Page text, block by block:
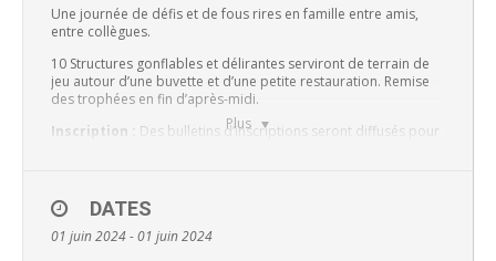
Plus
Une journée de défis et de fous rires en famille entre amis,
entre collègues.
10 Structures gonflables et délirantes serviront de terrain de
jeu autour d’une buvette et d’une petite restauration. Remise
des trophées en fin d’après-midi.
Inscription : Des bulletins d’inscriptions seront diffusés pour
Horaires : 9h à 18h00
Les Olympiades Gonflables auront leur au
de 9h à 18h.
DATES
01 juin 2024 - 01 juin 2024